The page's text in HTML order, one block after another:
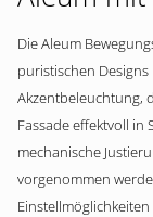
Die Aleum
puristischen
Akzentbeleuchtung,
Fassade effektvoll in
mechanische
vorgenommen